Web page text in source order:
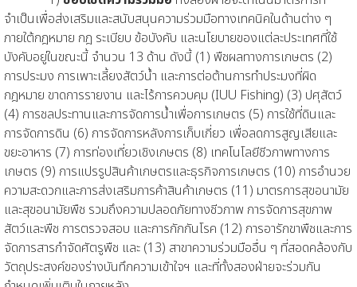
จำเป็นเพื่อส่งเสริมและสนับสนุนความร่วมมือทางเทคนิคในด้านต่าง ๆ
ภายใต้กฎหมาย กฎ ระเบียบ ข้อบังคับ และนโยบายของแต่ละประเทศที่ใช้
บังคับอยู่ในขณะนี้ จํานวน 13 ด้าน ดังนี้ (1) พืชผลทางการเกษตร (2)
การประมง การเพาะเลี้ยงสัตว์น้ำ และการต่อต้านการทำประมงที่ผิด
กฎหมาย ขาดการรายงาน และไร้การควบคุม (IUU Fishing) (3) ปศุสัตว์
(4) การชลประทานและการจัดการน้ำเพื่อการเกษตร (5) การใช้ที่ดินและ
การจัดการดิน (6) การจัดการหลังการเก็บเกี่ยว เพื่อลดการสูญเสียและ
ขยะอาหาร (7) การท่องเที่ยวเชิงเกษตร (8) เทคโนโลยีชีวภาพทางการ
เกษตร (9) การแปรรูปสินค้าเกษตรและธุรกิจการเกษตร (10) การอำนวย
ความสะดวกและการส่งเสริมการค้าสินค้าเกษตร (11) มาตรการสุขอนามัย
และสุขอนามัยพืช รวมถึงความปลอดภัยทางชีวภาพ การจัดการสุขภาพ
สัตว์และพืช การตรวจสอบ และการกักกันโรค (12) การอารักขาพืชและการ
จัดการสารกำจัดศัตรูพืช และ (13) สาขาความร่วมมืออื่น ๆ ที่สอดคล้องกับ
วัตถุประสงค์ของร่างบันทึกความเข้าใจฯ และที่ทั้งสองฝ่ายจะร่วมกัน